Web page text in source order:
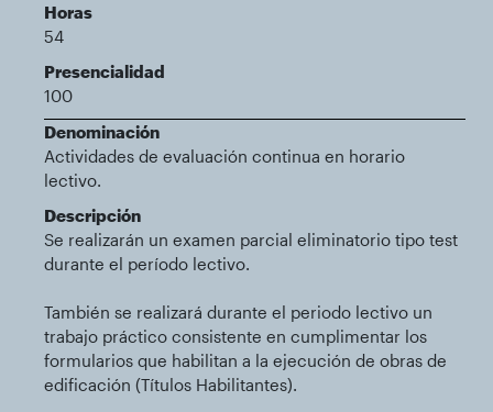
Horas
54
Presencialidad
100
Denominación
Actividades de evaluación continua en horario
lectivo.
Descripción
Se realizarán un examen parcial eliminatorio tipo test
durante el período lectivo.
También se realizará durante el periodo lectivo un
trabajo práctico consistente en cumplimentar los
formularios que habilitan a la ejecución de obras de
edificación (Títulos Habilitantes).